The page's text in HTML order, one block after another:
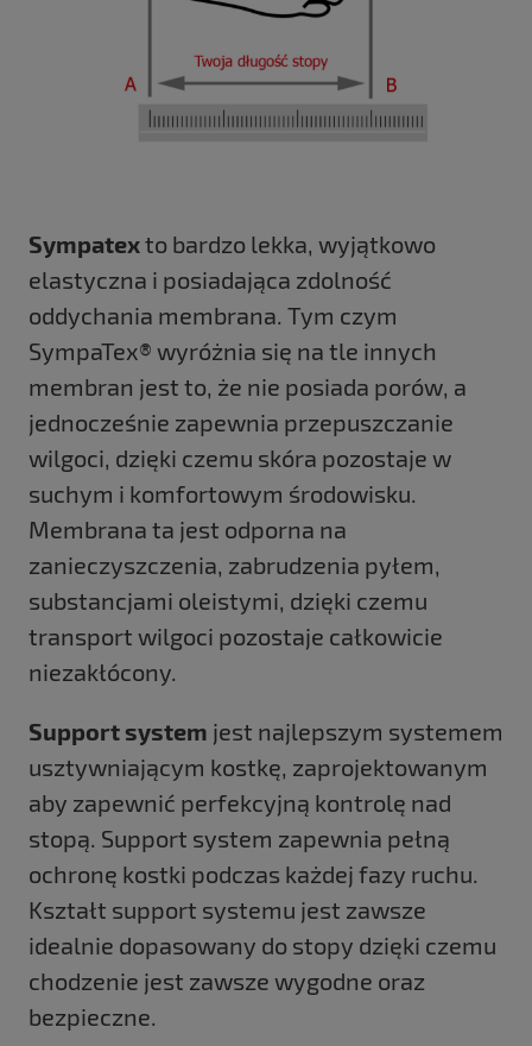
Sympatexto bardzo lekka, wyjątkowo
elastyczna i posiadająca zdolność
oddychania membrana. Tym czym
SympaTex® wyróżnia się na tle innych
membran jest to, że nie posiada porów, a
jednocześnie zapewnia przepuszczanie
wilgoci, dzięki czemu skóra pozostaje w
suchym i komfortowym środowisku.
Membrana ta jest odporna na
zanieczyszczenia, zabrudzenia pyłem,
substancjami oleistymi, dzięki czemu
transport wilgoci pozostaje całkowicie
niezakłócony.
Support system jest najlepszym systemem
usztywniającym kostkę, zaprojektowanym
aby zapewnić perfekcyjną kontrolę nad
stopą. Support system zapewnia pełną
ochronę kostki podczas każdej fazy ruchu.
Kształt support systemu jest zawsze
idealnie dopasowany do stopy dzięki czemu
chodzenie jest zawsze wygodne oraz
bezpieczne.